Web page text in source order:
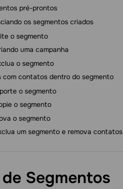
pré-prontos
os segmentos criados
o segmento
uma campanha
o segmento
com contatos dentro do segmento
o segmento
o segmento
o segmento
um segmento e remova contatos
Segmentos